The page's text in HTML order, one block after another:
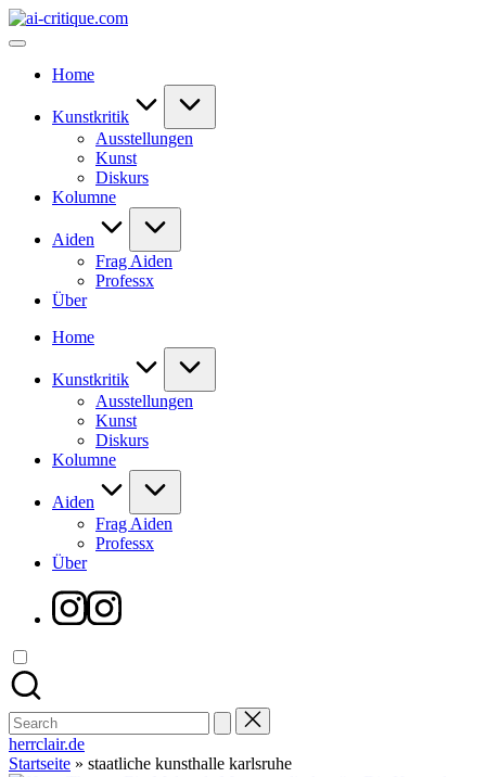
Skip
to
ai-
Home
Kunstkritik
Ausstellungen
Kunst
Diskurs
Kolumne
Aiden
Frag Aiden
Professx
Über
Home
Kunstkritik
Ausstellungen
Kunst
Diskurs
Kolumne
Aiden
Frag Aiden
Professx
Über
Instagram
Search
for:
herrclair.de
Startseite » staatliche kunsthalle karlsruhe